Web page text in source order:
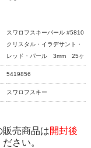
スワロフスキーパール #5810
クリスタル・イラデサント・
レッド・パール 3mm 25ヶ
5419856
スワロフスキー
売商品は開封後
さい。